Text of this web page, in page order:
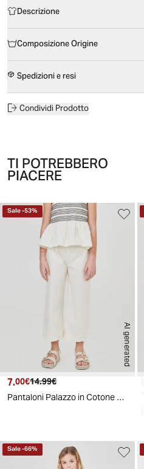
Descrizione
Composizione Origine
Spedizioni e resi
Condividi Prodotto
TI POTREBBERO
PIACERE
AI generated
Sale-53%
Prezzo attuale
7.00€ Prezzo originale
14.99€
Pantaloni Palazzo in Cotone Estivi - Beige
Sale-66%